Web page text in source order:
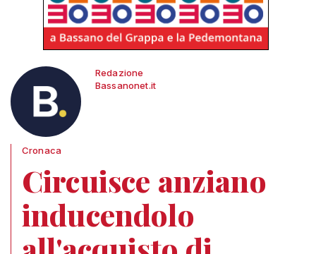
Redazione
Bassanonet.it
Cronaca
Circuisce anziano
inducendolo